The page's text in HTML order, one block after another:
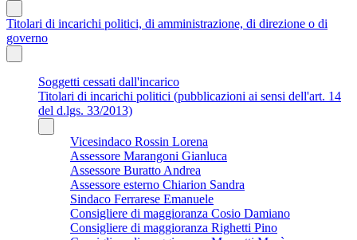
Titolari di incarichi politici, di amministrazione, di direzione o di
governo
Soggetti cessati dall'incarico
Titolari di incarichi politici (pubblicazioni ai sensi dell'art. 14
del d.lgs. 33/2013)
Vicesindaco Rossin Lorena
Assessore Marangoni Gianluca
Assessore Buratto Andrea
Assessore esterno Chiarion Sandra
Sindaco Ferrarese Emanuele
Consigliere di maggioranza Cosio Damiano
Consigliere di maggioranza Righetti Pino